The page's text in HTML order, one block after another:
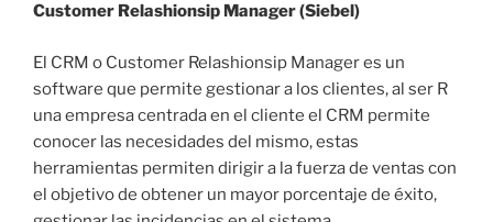
Customer Relashionsip Manager (Siebel)
El CRM o Customer Relashionsip Manager es un
software que permite gestionar a los clientes, al ser R
una empresa centrada en el cliente el CRM permite
conocer las necesidades del mismo, estas
herramientas permiten dirigir a la fuerza de ventas con
el objetivo de obtener un mayor porcentaje de éxito,